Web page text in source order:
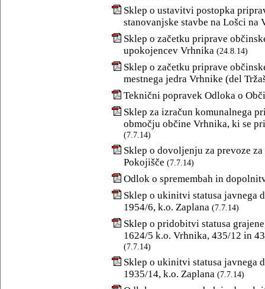
Sklep o ustavitvi postopka
stanovanjske stavbe na Lošci na
Sklep o začetku priprave
upokojencev Vrhnika (24.8.14)
Sklep o začetku priprave
mestnega jedra Vrhnike (del
Teknični popravek Odloka o
Sklep za izračun komunalnega
območju občine Vrhnika, ki se
(7.7.14)
Sklep o dovoljenju za prevoze
Pokojišče (7.7.14)
Odlok o spremembah in
Sklep o ukinitvi statusa javnega
1954/6, k.o. Zaplana (7.7.14)
Sklep o pridobitvi statusa
1624/5 k.o. Vrhnika, 435/12 in
(7.7.14)
Sklep o ukinitvi statusa javnega
1935/14, k.o. Zaplana (7.7.14)